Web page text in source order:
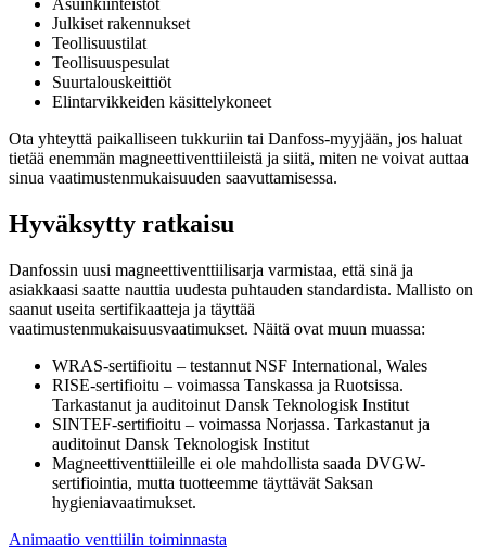
Julkiset rakennukset
Teollisuustilat
Teollisuuspesulat
Suurtalouskeittiöt
Elintarvikkeiden käsittelykoneet
Ota yhteyttä paikalliseen tukkuriin tai Danfoss-myyjään, jos haluat
tietää enemmän magneettiventtiileistä ja siitä, miten ne voivat auttaa
sinua vaatimustenmukaisuuden saavuttamisessa.
Hyväksytty ratkaisu
Danfossin uusi magneettiventtiilisarja varmistaa, että sinä ja
asiakkaasi saatte nauttia uudesta puhtauden standardista. Mallisto on
saanut useita sertifikaatteja ja täyttää
vaatimustenmukaisuusvaatimukset. Näitä ovat muun muassa:
WRAS-sertifioitu – testannut NSF International, Wales
RISE-sertifioitu – voimassa Tanskassa ja Ruotsissa.
Tarkastanut ja auditoinut Dansk Teknologisk Institut
SINTEF-sertifioitu – voimassa Norjassa. Tarkastanut ja
auditoinut Dansk Teknologisk Institut
Magneettiventtiileille ei ole mahdollista saada DVGW-
sertifiointia, mutta tuotteemme täyttävät Saksan
hygieniavaatimukset.
Animaatio venttiilin toiminnasta